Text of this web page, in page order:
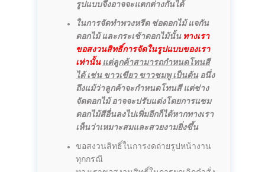
รูปแบบจึงอาจจะแตกต่างกันได้
ในการจัดทำพวงหรีด ช่อดอกไม้ แจกัน
ดอกไม้ และกระเช้าดอกไม้นั้น ทางเรา
ขอสงวนสิทธิ์การจัดในรูปแบบของเรา
เท่านั้น แต่ลูกค้าสามารถกำหนดโทนสี
ได้ เช่น ขาวเขียว ขาวชมพู เป็นต้นอนึ่ง
ถึงแม้ว่าลูกค้าจะกำหนดโทนสี แต่ช่าง
จัดดอกไม้ อาจจะปรับแต่งโดยการแซม
ดอกไม้สีอื่นลงไปเพิ่มอีกก็ได้หากทางเรา
เห็นว่าเหมาะสมและสวยงามยิ่งขึ้น
ขอสงวนสิทธิ์ในการงดถ่ายรูปหน้างาน
ทุกกรณี